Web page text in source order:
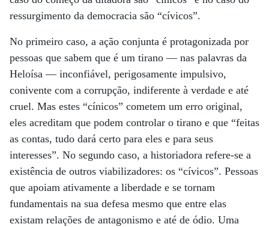
ressurgimento da democracia são “cívicos”.
No primeiro caso, a ação conjunta é protagonizada por
pessoas que sabem que é um tirano — nas palavras da
Heloísa — inconfiável, perigosamente impulsivo,
conivente com a corrupção, indiferente à verdade e até
cruel. Mas estes “cínicos” cometem um erro original,
eles acreditam que podem controlar o tirano e que “feitas
as contas, tudo dará certo para eles e para seus
interesses”. No segundo caso, a historiadora refere-se a
existência de outros viabilizadores: os “cívicos”. Pessoas
que apoiam ativamente a liberdade e se tornam
fundamentais na sua defesa mesmo que entre elas
existam relações de antagonismo e até de ódio. Uma